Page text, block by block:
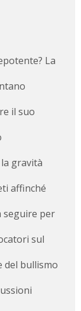
La
il suo
gravità
affinché
seguire per
sul
del bullismo